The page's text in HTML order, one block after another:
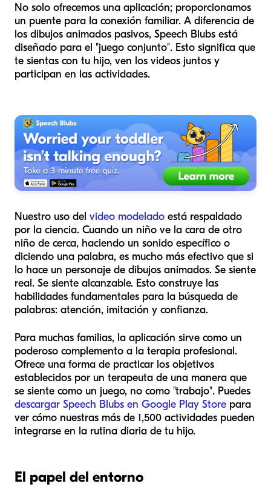
No solo ofrecemos una aplicación; proporcionamos
un puente para la conexión familiar. A diferencia de
los dibujos animados pasivos, Speech Blubs está
diseñado para el "juego conjunto". Esto significa que
te sientas con tu hijo, ven los videos juntos y
participan en las actividades.
Nuestro uso del video modelado está respaldado
por la ciencia. Cuando un niño ve la cara de otro
niño de cerca, haciendo un sonido específico o
diciendo una palabra, es mucho más efectivo que si
lo hace un personaje de dibujos animados. Se siente
real. Se siente alcanzable. Esto construye las
habilidades fundamentales para la búsqueda de
palabras: atención, imitación y confianza.
Para muchas familias, la aplicación sirve como un
poderoso complemento a la terapia profesional.
Ofrece una forma de practicar los objetivos
establecidos por un terapeuta de una manera que
se siente como un juego, no como "trabajo". Puedes
descargar Speech Blubs en Google Play Store para
ver cómo nuestras más de 1,500 actividades pueden
integrarse en la rutina diaria de tu hijo.
El papel del entorno